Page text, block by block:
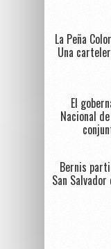
La Peña
Una
El
Nacional
Bernis
San